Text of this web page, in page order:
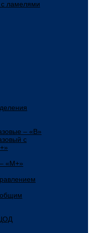
ламелями
– «В»
с
«М+»
общим